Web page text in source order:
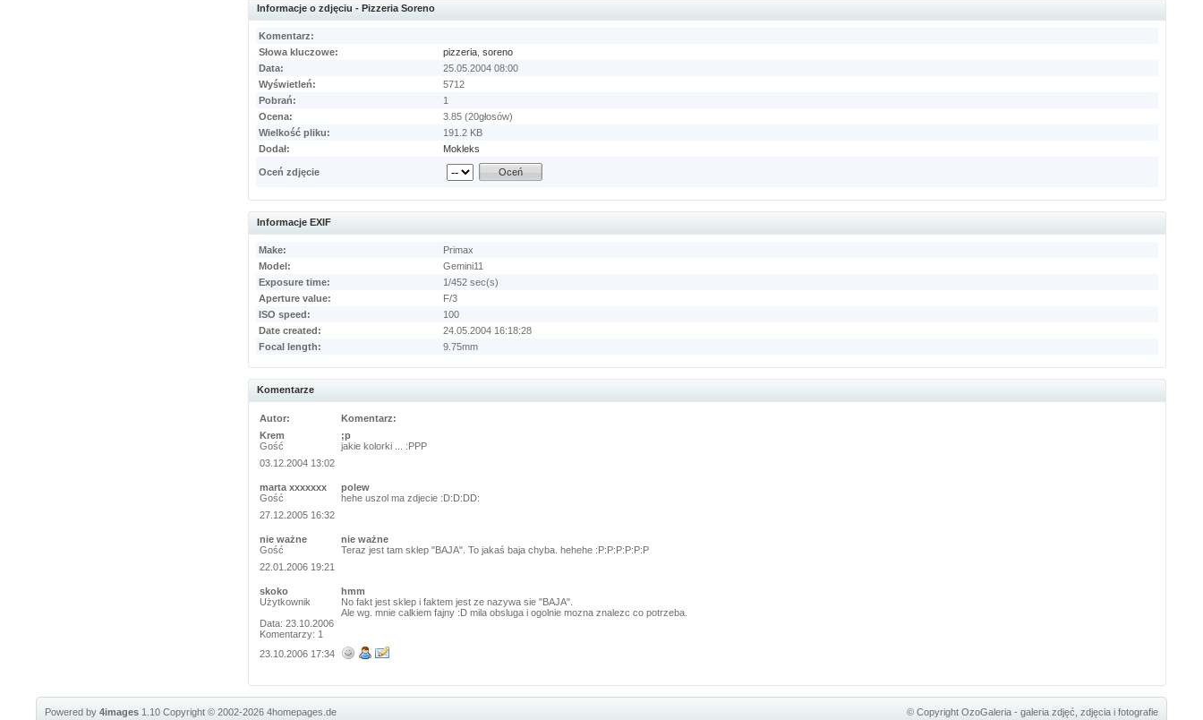
Informacje o zdjęciu - Pizzeria Soreno
Komentarz:
Słowa kluczowe:
pizzeria ,soreno
Data:
25.05.2004 08:00
Wyświetleń:
5712
Pobrań:
1
Ocena:
3.85 (20głosów)
Wielkość pliku:
191.2 KB
Dodał:
Mokleks
Oceń zdjęcie
Informacje EXIF
Make:
Primax
Model:
Gemini11
Exposure time:
1/452 sec(s)
Aperture value:
F/3
ISO speed:
100
Date created:
24.05.2004 16:18:28
Focal length:
9.75mm
Komentarze
Autor:
Komentarz:
Krem
Gość
;p
jakie kolorki ... :PPP
03.12.2004 13:02
marta xxxxxxx
Gość
polew
hehe uszol ma zdjecie :D:D:DD:
27.12.2005 16:32
nie ważne
Gość
nie ważne
Teraz jest tam sklep "BAJA". To jakaś baja chyba. hehehe :P:P:P:P:P:P
22.01.2006 19:21
skoko
Użytkownik
Data: 23.10.2006
Komentarzy: 1
hmm
No fakt jest sklep i faktem jest ze nazywa sie "BAJA".
Ale wg. mnie calkiem fajny :D mila obsluga i ogolnie mozna znalezc co potrzeba.
23.10.2006 17:34
© Copyright OzoGaleria - galeria zdjęć, zdjęcia i fotografie
Powered by4images 1.10Copyright © 2002-20264homepages.de